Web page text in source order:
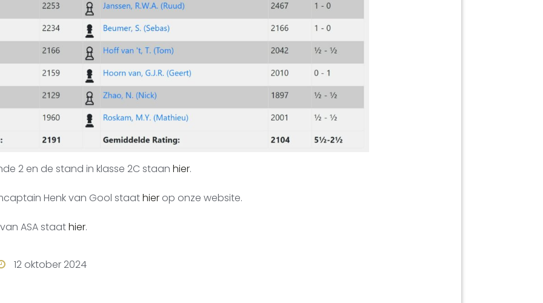
2 en de stand in klasse 2C staan hier.
Henk van Gool staathier op onze website.
ASA staathier.
12 oktober 2024